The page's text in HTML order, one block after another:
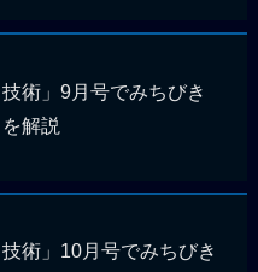
技術」9月号でみちびき
解説
技術」10月号でみちびき